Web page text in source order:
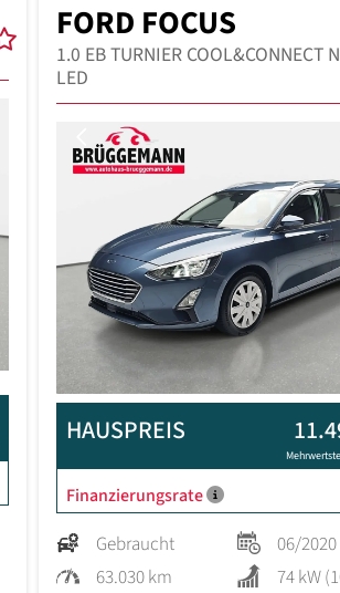
FORD FOCUS
1.0 EB TURNIER COOL&CONNECT
LED
Previous
HAUSPREIS
Finanzierungsrate
Gebraucht
06/2020
63.030 km
74 kW